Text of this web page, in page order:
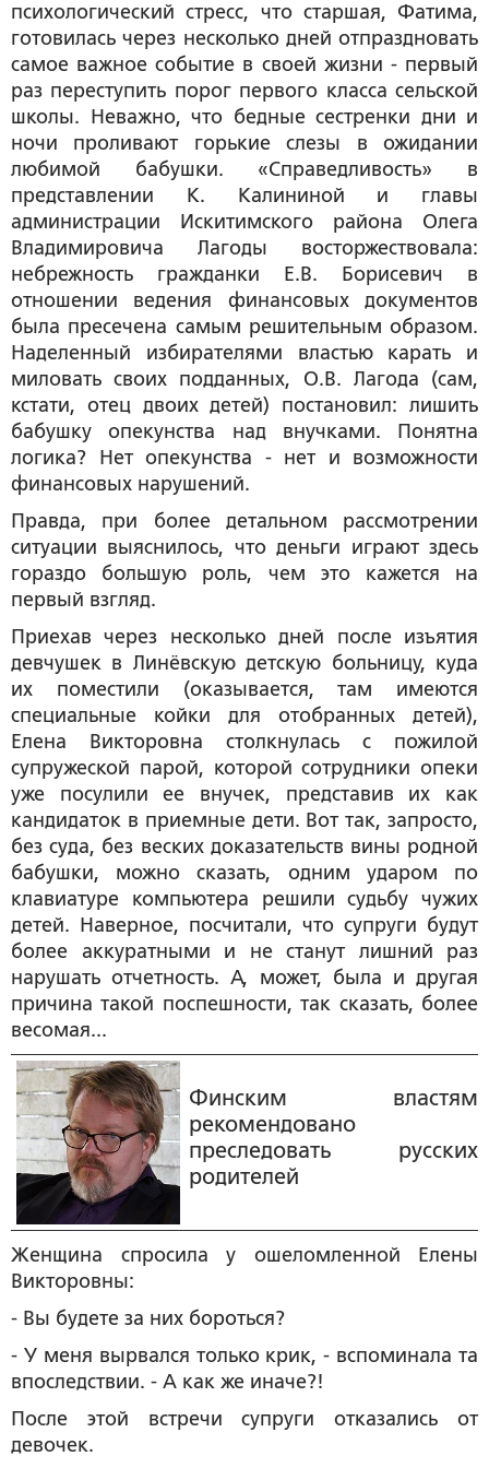
психологический стресс, что старшая, Фатима,
готовилась через несколько дней отпраздновать
самое важное событие в своей жизни - первый
раз переступить порог первого класса сельской
школы. Неважно, что бедные сестренки дни и
ночи проливают горькие слезы в ожидании
любимой бабушки. «Справедливость» в
представлении К. Калининой и главы
администрации Искитимского района Олега
Владимировича Лагоды восторжествовала:
небрежность гражданки Е.В. Борисевич в
отношении ведения финансовых документов
была пресечена самым решительным образом.
Наделенный избирателями властью карать и
миловать своих подданных, О.В. Лагода (сам,
кстати, отец двоих детей) постановил: лишить
бабушку опекунства над внучками. Понятна
логика? Нет опекунства - нет и возможности
финансовых нарушений.
Правда, при более детальном рассмотрении
ситуации выяснилось, что деньги играют здесь
гораздо большую роль, чем это кажется на
первый взгляд.
Приехав через несколько дней после изъятия
девчушек в Линёвскую детскую больницу, куда
их поместили (оказывается, там имеются
специальные койки для отобранных детей),
Елена Викторовна столкнулась с пожилой
супружеской парой, которой сотрудники опеки
уже посулили ее внучек, представив их как
кандидаток в приемные дети. Вот так, запросто,
без суда, без веских доказательств вины родной
бабушки, можно сказать, одним ударом по
клавиатуре компьютера решили судьбу чужих
детей. Наверное, посчитали, что супруги будут
более аккуратными и не станут лишний раз
нарушать отчетность. А, может, была и другая
причина такой поспешности, так сказать, более
весомая...
Финским властям
рекомендовано
преследовать русских
родителей
Женщина спросила у ошеломленной Елены
Викторовны:
- Вы будете за них бороться?
- У меня вырвался только крик, - вспоминала та
впоследствии. - А как же иначе?!
После этой встречи супруги отказались от
девочек.